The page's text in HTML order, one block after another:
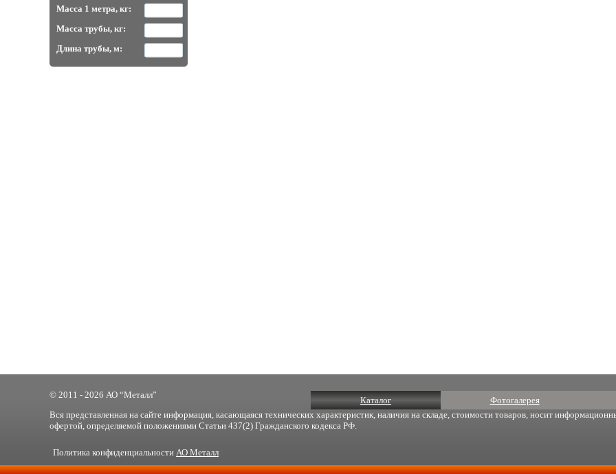
Масса 1 метра, кг:
Масса трубы, кг:
Длина трубы, м:
Каталог Фотогалерея
© 2011 - 2026 АО “Металл”
Вся представленная на сайте информация, касающаяся технических характеристик, наличия на складе, стоимости товаров, носит
офертой, определяемой положениями Статьи 437(2) Гражданского кодекса РФ.
Политика конфиденциальности АО Металл